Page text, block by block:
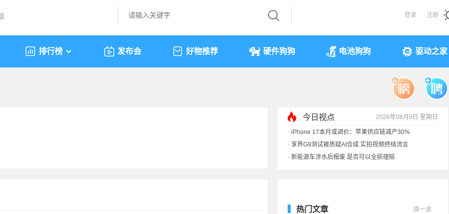
登录 注册
排行榜 发布会 好物推荐 硬件狗狗 电池狗狗 驱动之家
今日视点 2026年08月9日 星期日
· iPhone 17本月或调价：苹果供应链减产30%
· 享界G9测试被质疑AI合成 实拍视频终结流言
· 新能源车涉水后报废 是否可以全损理赔
热门文章 换一波